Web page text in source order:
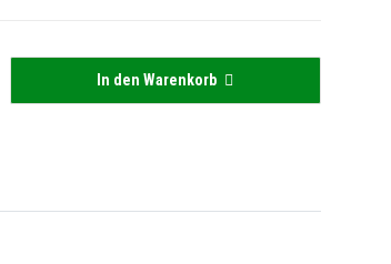
In den Warenkorb